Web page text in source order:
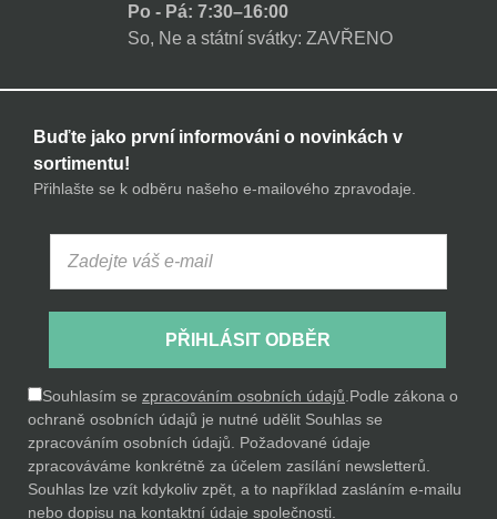
Po - Pá: 7:30–16:00
So, Ne a státní svátky: ZAVŘENO
Buďte jako první informováni o novinkách v
sortimentu!
Přihlašte se k odběru našeho e-mailového zpravodaje.
PŘIHLÁSIT ODBĚR
Souhlasím se zpracováním osobních údajů Podle zákona o
ochraně osobních údajů je nutné udělit Souhlas se
zpracováním osobních údajů. Požadované údaje
zpracováváme konkrétně za účelem zasílání newsletterů.
Souhlas lze vzít kdykoliv zpět, a to například zasláním e-mailu
nebo dopisu na kontaktní údaje společnosti.